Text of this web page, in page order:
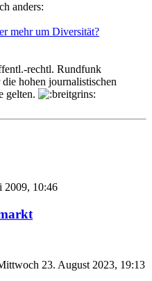
anders:
mehr um Diversität?
rechtl. Rundfunk
hohen journalistischen
gelten.
2009, 10:46
23. August 2023, 19:13